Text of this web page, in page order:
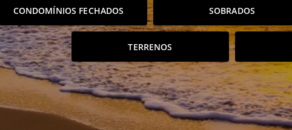
CONDOMÍNIOS FECHADOS SOBRADOS
TERRENOS